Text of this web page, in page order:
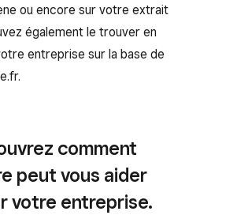
ou encore sur votre extrait
également le trouver en
entreprise sur la base de
comment
peut vous aider
votre entreprise.